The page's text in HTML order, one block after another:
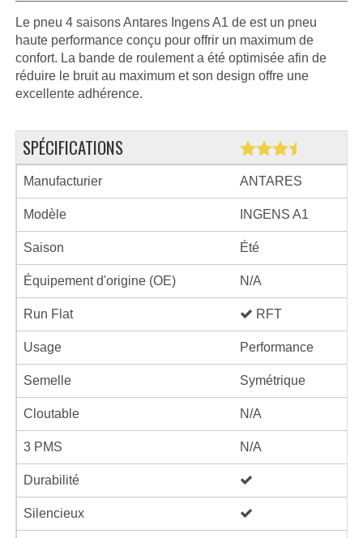
Le pneu 4 saisons Antares Ingens A1 de est un pneu
haute performance conçu pour offrir un maximum de
confort. La bande de roulement a été optimisée afin de
réduire le bruit au maximum et son design offre une
excellente adhérence.
SPÉCIFICATIONS
Manufacturier ANTARES
Modèle INGENS A1
Saison Été
Équipement d'origine (OE) N/A
Run Flat RFT
Usage Performance
Semelle Symétrique
Cloutable N/A
3 PMS N/A
Durabilité
Silencieux